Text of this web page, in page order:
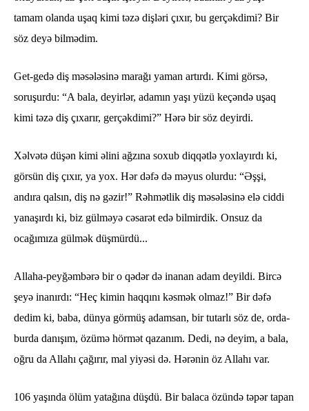
tamam olanda uşaq kimi təzə dişləri çıxır, bu gerçəkdimi? Bir
söz deyə bilmədim.
Get-gedə diş məsələsinə marağı yaman artırdı. Kimi görsə,
soruşurdu: “A bala, deyirlər, adamın yaşı yüzü keçəndə uşaq
kimi təzə diş çıxarır, gerçəkdimi?” Hərə bir söz deyirdi.
Xəlvətə düşən kimi əlini ağzına soxub diqqətlə yoxlayırdı ki,
görsün diş çıxır, ya yox. Hər dəfə də məyus olurdu: “Əşşi,
andıra qalsın, diş nə gəzir!” Rəhmətlik diş məsələsinə elə ciddi
yanaşırdı ki, biz gülməyə cəsarət edə bilmirdik. Onsuz da
ocağımıza gülmək düşmürdü...
Allaha-peyğəmbərə bir o qədər də inanan adam deyildi. Bircə
şeyə inanırdı: “Heç kimin haqqını kəsmək olmaz!” Bir dəfə
dedim ki, baba, dünya görmüş adamsan, bir tutarlı söz de, orda-
burda danışım, özümə hörmət qazanım. Dedi, nə deyim, a bala,
oğru da Allahı çağırır, mal yiyəsi də. Hərənin öz Allahı var.
106 yaşında ölüm yatağına düşdü. Bir balaca özündə təpər tapan